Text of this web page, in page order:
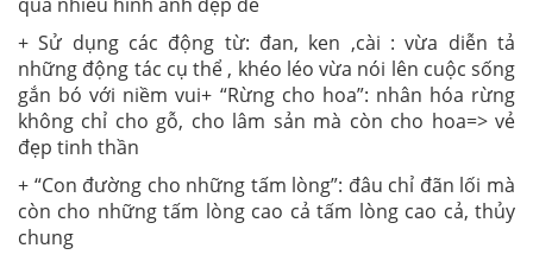
+ Sử dụng các động từ: đan, ken ,cài : vừa diễn tả
những động tác cụ thể , khéo léo vừa nói lên cuộc sống
gắn bó với niềm vui+ “Rừng cho hoa”: nhân hóa rừng
không chỉ cho gỗ, cho lâm sản mà còn cho hoa=> vẻ
đẹp tinh thần
+ “Con đường cho những tấm lòng”: đâu chỉ đãn lối mà
còn cho những tấm lòng cao cả tấm lòng cao cả, thủy
chung